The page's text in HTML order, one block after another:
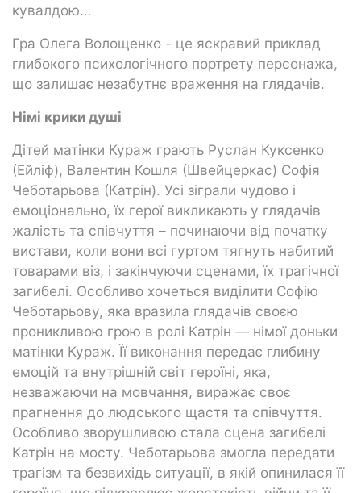
кувалдою…
Гра Олега Волощенко - це яскравий приклад
глибокого психологічного портрету персонажа,
що залишає незабутнє враження на глядачів.
Німі крики душі
Дітей матінки Кураж грають Руслан Куксенко
(Ейліф), Валентин Кошля (Швейцеркас) Софія
Чеботарьова (Катрін). Усі зіграли чудово і
емоціонально, їх герої викликають у глядачів
жалість та співчуття – починаючи від початку
вистави, коли вони всі гуртом тягнуть набитий
товарами віз, і закінчуючи сценами, їх трагічної
загибелі. Особливо хочеться виділити Софію
Чеботарьову, яка вразила глядачів своєю
проникливою грою в ролі Катрін — німої доньки
матінки Кураж. Її виконання передає глибину
емоцій та внутрішній світ героїні, яка,
незважаючи на мовчання, виражає своє
прагнення до людського щастя та співчуття.
Особливо зворушливою стала сцена загибелі
Катрін на мосту. Чеботарьова змогла передати
трагізм та безвихідь ситуації, в якій опинилася її